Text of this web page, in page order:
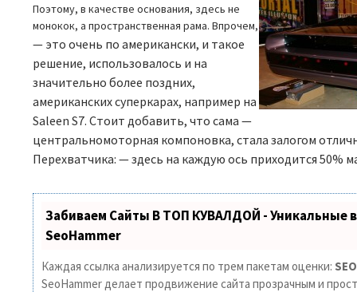
Поэтому, в качестве основания, здесь не
монокок, а пространственная рама. Впрочем,
— это очень по американски, и такое
решение, использовалось и на
значительно более поздних,
американских суперкарах, например на
Saleen S7.Стоит добавить, что сама —
центральномоторная компоновка, стала залогом
Перехватчика: — здесь на каждую ось приходится 50%
Забиваем Сайты В ТОП КУВАЛДОЙ - Уникальные
SeoHammer
Каждая ссылка анализируется по трем пакетам оценки:
SeoHammer делает продвижение сайта прозрачным и